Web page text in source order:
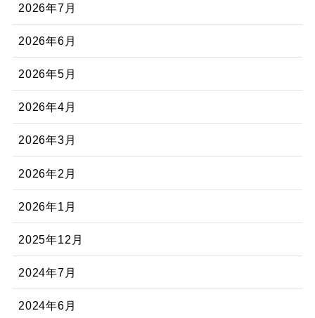
2026年7月
2026年6月
2026年5月
2026年4月
2026年3月
2026年2月
2026年1月
2025年12月
2024年7月
2024年6月